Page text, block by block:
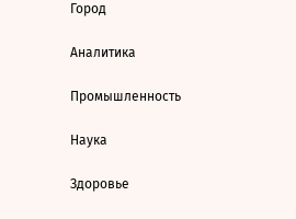
Город
Аналитика
Промышленность
Наука
Здоровье